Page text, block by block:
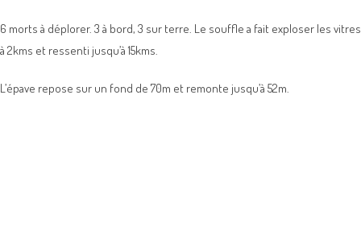
6 morts à déplorer. 3 à bord, 3 sur terre. Le souffle a fait exploser les vitres
à 2kms et ressenti jusqu’à 15kms.
L’épave repose sur un fond de 70m et remonte jusqu’à 52m.